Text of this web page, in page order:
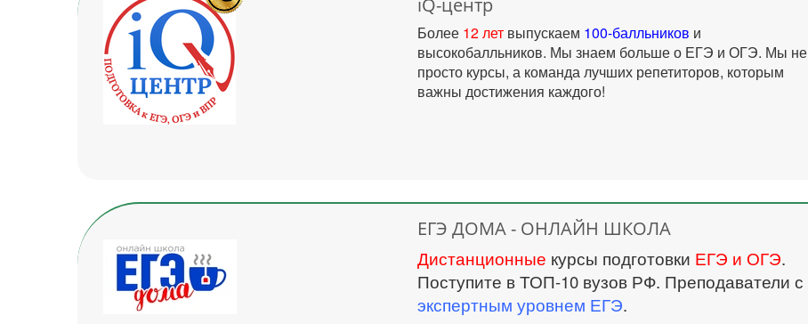
iQ-центр
Более 12 лет выпускаем 100-балльников и
высокобалльников. Мы знаем больше о ЕГЭ и ОГЭ. Мы не
просто курсы, а команда лучших репетиторов, которым
важны достижения каждого!
ЕГЭ ДОМА - ОНЛАЙН ШКОЛА
Дистанционные курсы подготовки ЕГЭ и ОГЭ.
Поступите в ТОП-10 вузов РФ. Преподаватели с
экспертным уровнем ЕГЭ.